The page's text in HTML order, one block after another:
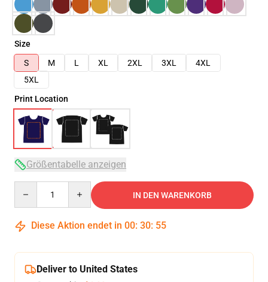
Size
S
M L XL 2XL 3XL
4XL
5XL
Print Location
Größentabelle anzeigen
IN DEN WARENKORB
Diese Aktion endet in 00: 30: 54
Deliver to United States